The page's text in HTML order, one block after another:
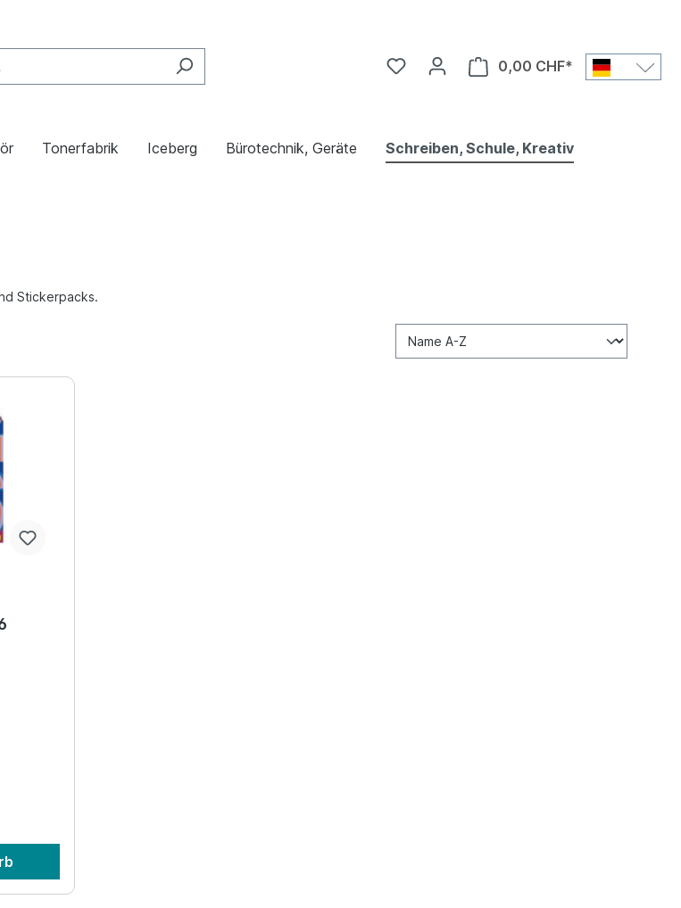
0,00 CHF*
Tonerfabrik Iceberg Bürotechnik, Geräte Schreiben, Schule, Kreativ
Stickerpacks.